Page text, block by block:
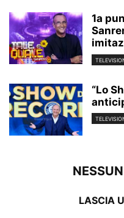
1a
“Lo
LASCIA